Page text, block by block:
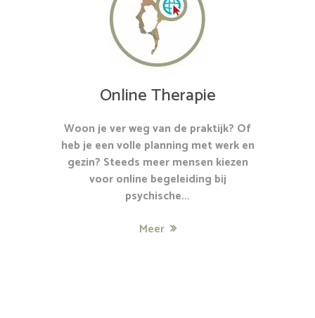
Online Therapie
Woon je ver weg van de praktijk? Of
heb je een volle planning met werk en
gezin? Steeds meer mensen kiezen
voor online begeleiding bij
psychische...
Meer